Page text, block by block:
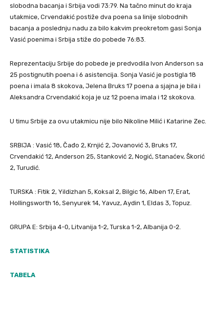
slobodna bacanja i Srbija vodi 73:79. Na tačno minut do kraja
utakmice, Crvendakić postiže dva poena sa linije slobodnih
bacanja a poslednju nadu za bilo kakvim preokretom gasi Sonja
Vasić poenima i Srbija stiže do pobede 76:83.
Reprezentaciju Srbije do pobede je predvodila Ivon Anderson sa
25 postignutih poena i 6 asistencija. Sonja Vasić je postigla 18
poena i imala 8 skokova, Jelena Bruks 17 poena a sjajna je bila i
Aleksandra Crvendakić koja je uz 12 poena imala i 12 skokova.
U timu Srbije za ovu utakmicu nije bilo Nikoline Milić i Katarine Zec.
SRBIJA : Vasić 18, Čađo 2, Krnjić 2, Jovanović 3, Bruks 17,
Crvendakić 12, Anderson 25, Stanković 2, Nogić, Stanaćev, Škorić
2, Turudić.
TURSKA : Fitik 2, Yildizhan 5, Koksal 2, Bilgic 16, Alben 17, Erat,
Hollingsworth 16, Senyurek 14, Yavuz, Aydin 1, Eldas 3, Topuz.
GRUPA E: Srbija 4-0, Litvanija 1-2, Turska 1-2, Albanija 0-2.
STATISTIKA
TABELA